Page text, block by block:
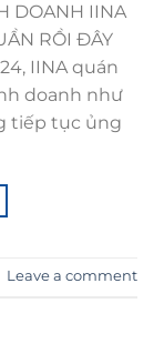
IINA
RỒI ĐÂY
IINA quán
doanh như
tiếp tục ủng
Leave a comment